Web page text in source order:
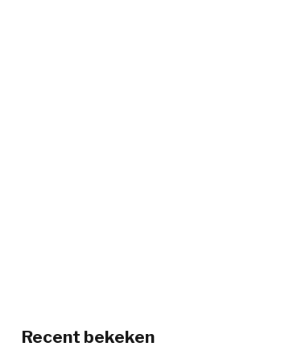
Recent bekeken